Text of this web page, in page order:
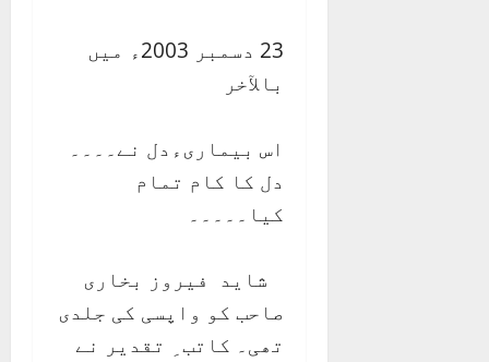
23 دسمبر 2003ء میں
بالآخر
اس بیماریءدل نے۔۔۔۔
دل کا کام تمام
کیا۔۔۔۔۔
شاید فیروز بخاری
صاحب کو واپسی کی جلدی
تھی۔ کاتب ِ تقدیر نے